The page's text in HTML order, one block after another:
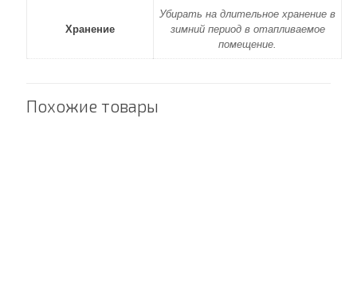
Хранение
Убирать на длительное хранение в
зимний период в отапливаемое
помещение.
Похожие товары